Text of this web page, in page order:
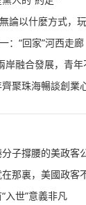
以什麼方式，玩弄什
：“回家”河西走廊
岸融合發展，青年
聚珠海暢談創業
分子撐腰的美政客
在那裏，美國政客
入世”意義非凡